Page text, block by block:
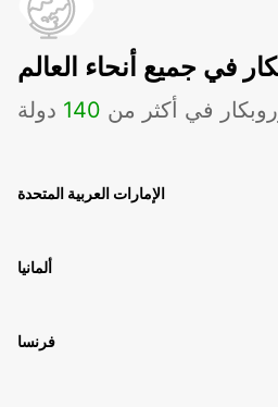
في جميع أنحاء العالم
في أكثر من 140 دولة
الإمارات العربية المتحدة
ألمانيا
فرنسا